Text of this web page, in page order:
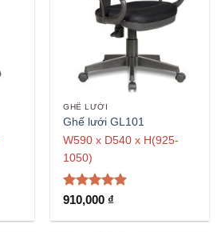
GHẾ LƯỚI
Ghế lưới GL101
W590 x D540 x H(925-
1050)
Được xếp
sao
910,000 ₫